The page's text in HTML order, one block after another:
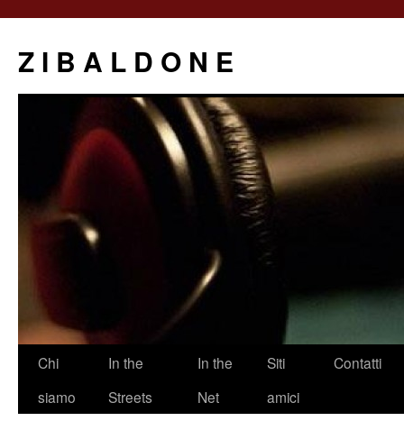
Z I B A L D O N E
Saltar
Chi
siamo
In the
Streets
In the
Net
Siti
amici
Contatti